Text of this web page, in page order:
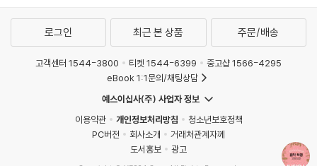
로그인 최근 본 상품 주문/배송
고객센터 1544-3800 티켓 1544-6399
중고샵 1566-4295
eBook 1:1문의/채팅상담
예스이십사(주) 사업자 정보
이용약관
개인정보처리방침
청소년보호정책
PC버전
회사소개
거래처관계자께
도서홍보
광고